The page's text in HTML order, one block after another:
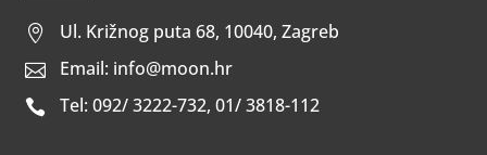
 Ul. Križnog puta 68, 10040, Zagreb
 Email: info@moon.hr
 Tel: 092/ 3222-732, 01/ 3818-112